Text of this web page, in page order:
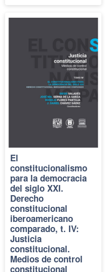
El
constitucionalismo
para la democracia
del siglo XXI.
Derecho
constitucional
iberoamericano
comparado, t. IV:
Justicia
constitucional.
Medios de control
constitucional